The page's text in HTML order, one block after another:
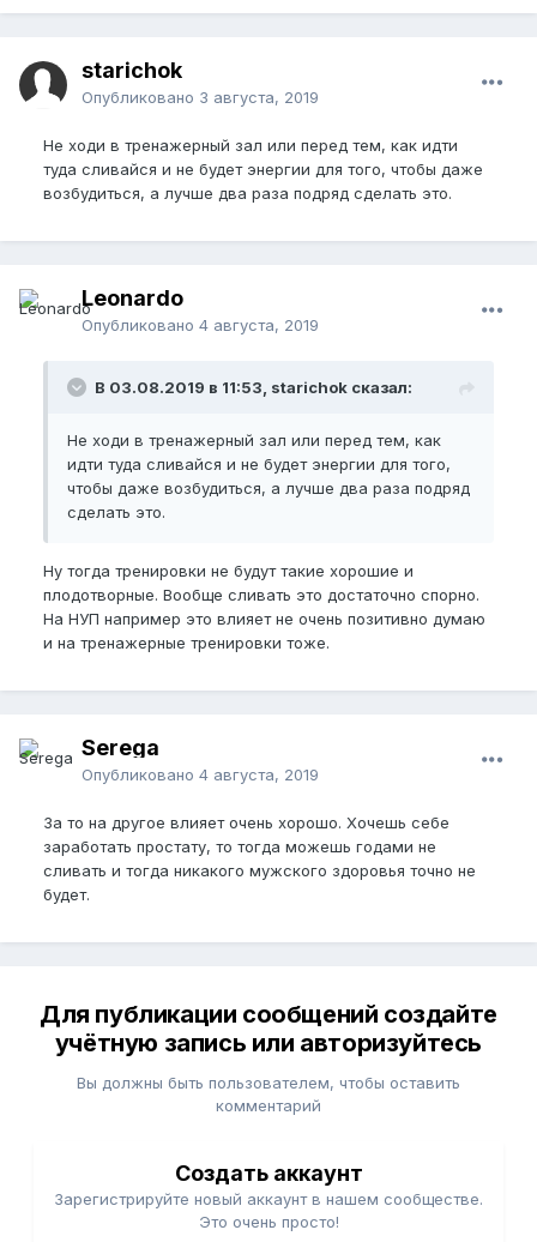
starichok
Опубликовано 3 августа, 2019
Не ходи в тренажерный зал или перед тем, как идти
туда сливайся и не будет энергии для того, чтобы даже
возбудиться, а лучше два раза подряд сделать это.
Leonardo
Опубликовано 4 августа, 2019
В 03.08.2019 в 11:53, starichok сказал:
Не ходи в тренажерный зал или перед тем, как
идти туда сливайся и не будет энергии для того,
чтобы даже возбудиться, а лучше два раза подряд
сделать это.
Ну тогда тренировки не будут такие хорошие и
плодотворные. Вообще сливать это достаточно спорно.
На НУП например это влияет не очень позитивно думаю
и на тренажерные тренировки тоже.
Serega
Опубликовано 4 августа, 2019
За то на другое влияет очень хорошо. Хочешь себе
заработать простату, то тогда можешь годами не
сливать и тогда никакого мужского здоровья точно не
будет.
Для публикации сообщений создайте
учётную запись или авторизуйтесь
Вы должны быть пользователем, чтобы оставить
комментарий
Создать аккаунт
Зарегистрируйте новый аккаунт в нашем сообществе.
Это очень просто!